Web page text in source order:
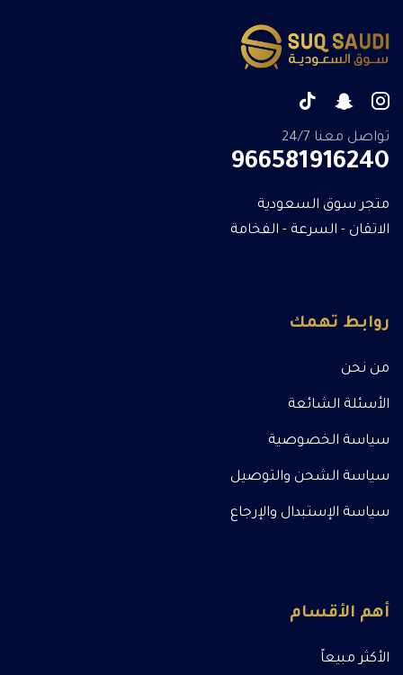
تواصل معنا 24/7
966581916240
متجر سوق السعودية
الاتقان - السرعة - الفخامة
روابط تهمك
من نحن
الأسئلة الشائعة
سياسة الخصوصية
سياسة الشحن والتوصيل
سياسة الإستبدال والإرجاع
أهم الأقسام
الأكثر مبيعاً